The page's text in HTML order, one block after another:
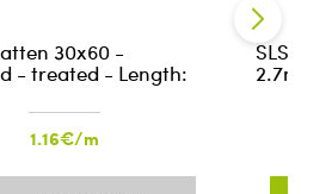
30x60 -
- treated - Length:
1.16€/m
SLS
2.7m